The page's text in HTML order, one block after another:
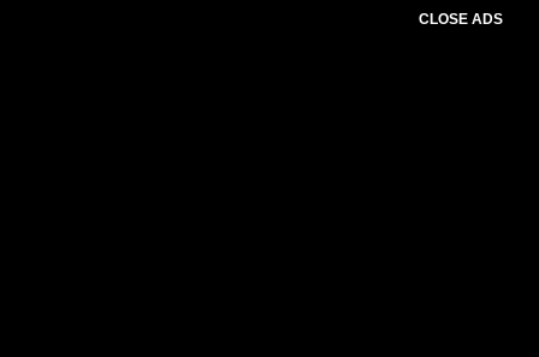
CLOSE ADS